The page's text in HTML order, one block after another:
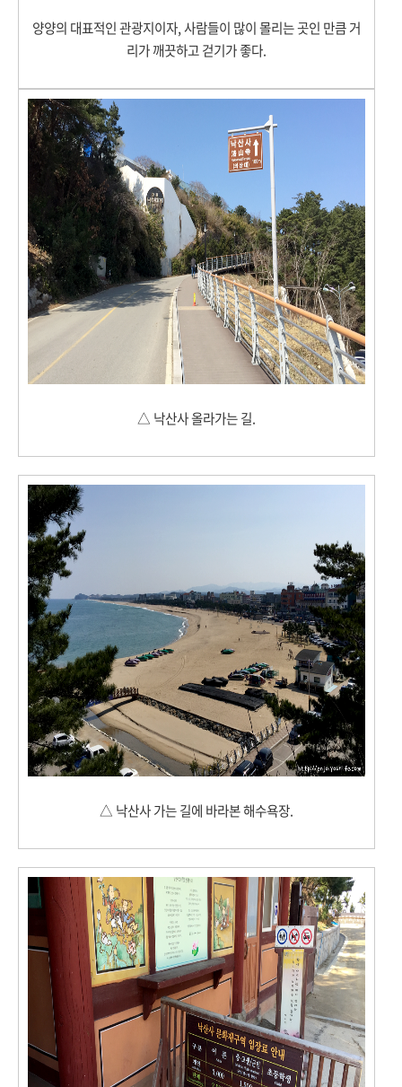
양양의 대표적인 관광지이자, 사람들이 많이 몰리는 곳인 만큼 거
리가 깨끗하고 걷기가 좋다.
△ 낙산사 올라가는 길.
△ 낙산사 가는 길에 바라본 해수욕장.